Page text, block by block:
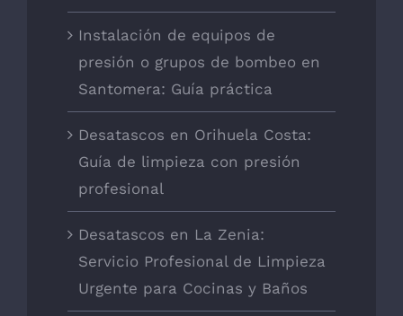
Instalación de equipos de
presión o grupos de bombeo en
Santomera: Guía práctica
Desatascos en Orihuela Costa:
Guía de limpieza con presión
profesional
Desatascos en La Zenia:
Servicio Profesional de Limpieza
Urgente para Cocinas y Baños